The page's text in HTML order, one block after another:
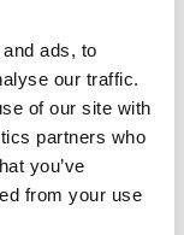
ads, to
our traffic.
of our site with
partners who
you’ve
from your use